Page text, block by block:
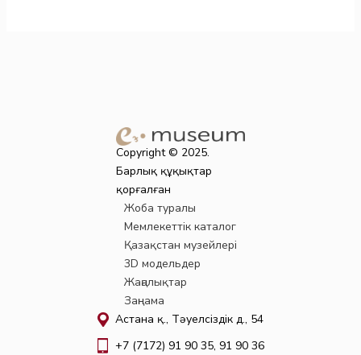
Copyright © 2025.
Барлық құқықтар
қорғалған
Жоба туралы
Мемлекеттік каталог
Қазақстан музейлері
3D модельдер
Жаңалықтар
Заңнама
Астана қ., Тәуелсіздік д., 54
+7 (7172) 91 90 35, 91 90 36